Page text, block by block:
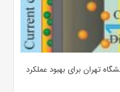
تهران برای بهبود عملکرد